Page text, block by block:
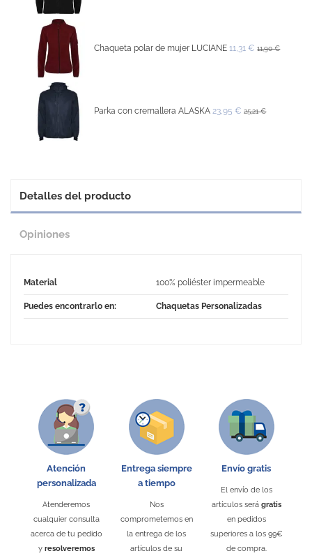
Chaqueta polar de mujer LUCIANE 11,31 € 11,90 €
Parka con cremallera ALASKA 23,95 € 25,21 €
Detalles del producto
Opiniones
Material 100% poliéster impermeable
Puedes encontrarlo en: Chaquetas Personalizadas
Atención
personalizada
Atenderemos
cualquier consulta
acerca de tu pedido
y resolveremos
Entrega siempre
a tiempo
Nos
comprometemos en
la entrega de los
artículos de su
Envío gratis
El envío de los
artículos será gratis
en pedidos
superiores a los 99€
de compra.